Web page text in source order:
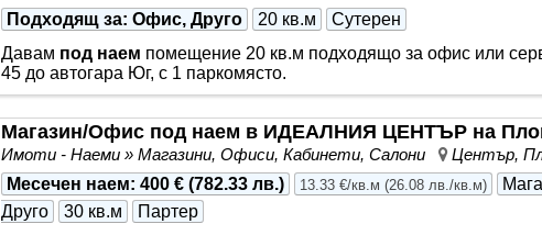
Подходящ за: Офис, Друго 20 кв.м
Сутерен
Давам под наем помещение 20 кв.м подходящо за офис или
45 до автогара Юг, с 1 паркомясто.
Магазин/Офис под наем в ИДЕАЛНИЯ ЦЕНТЪР на
Имоти - Наеми » Магазини, Офиси, Кабинети, Салони
Център,
Месечен наем: 400 € (782.33 лв.) 13.33 €/кв.м (26.08 лв./кв.м)
Друго
30 кв.м
Партер